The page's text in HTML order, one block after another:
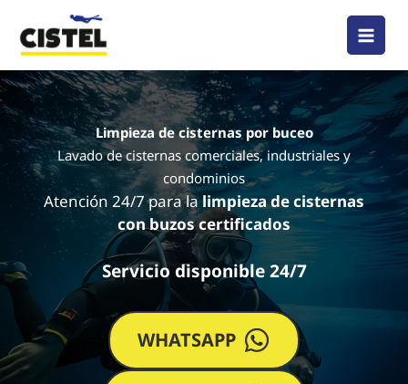
contenido
Limpieza de cisternas por buceo
Lavado de cisternas comerciales, industriales y
condominios
Atención 24/7 para la limpieza de cisternas
con buzoscertificados
Servicio disponible 24/7
WHATSAPP